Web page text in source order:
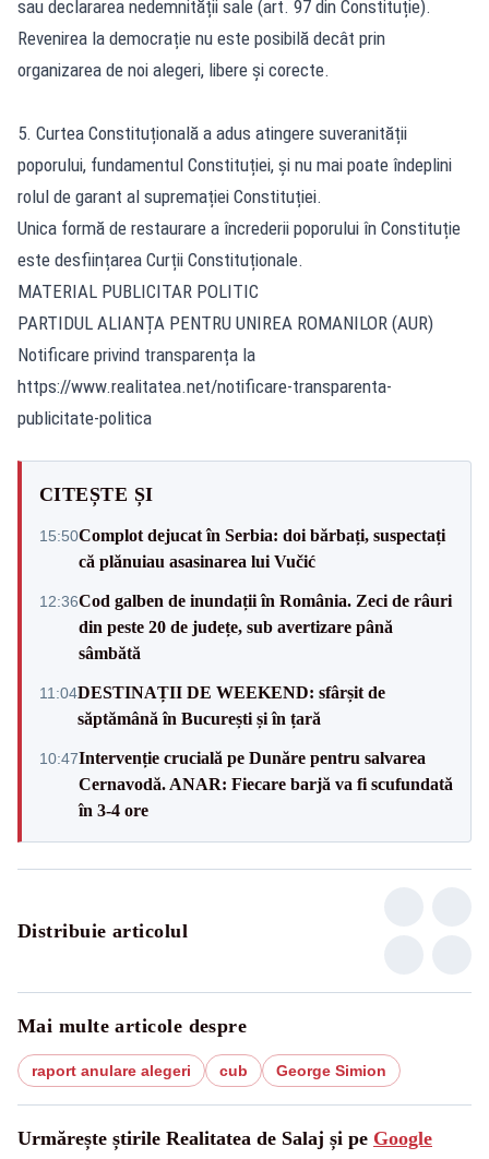
sau declararea nedemnității sale (art. 97 din Constituție).
Revenirea la democrație nu este posibilă decât prin
organizarea de noi alegeri, libere și corecte.
5. Curtea Constituțională a adus atingere suveranității
poporului, fundamentul Constituției, și nu mai poate îndeplini
rolul de garant al supremației Constituției.
Unica formă de restaurare a încrederii poporului în Constituție
este desființarea Curții Constituționale.
MATERIAL PUBLICITAR POLITIC
PARTIDUL ALIANȚA PENTRU UNIREA ROMANILOR (AUR)
Notificare privind transparența la
https://www.realitatea.net/notificare-transparenta-
publicitate-politica
CITEȘTE ȘI
15:50Complot dejucat în Serbia: doi bărbați, suspectați
că plănuiau asasinarea lui Vučić
12:36Cod galben de inundații în România. Zeci de râuri
din peste 20 de județe, sub avertizare până
sâmbătă
11:04DESTINAȚII DE WEEKEND: sfârșit de
săptămână în București și în țară
10:47Intervenție crucială pe Dunăre pentru salvarea
Cernavodă. ANAR: Fiecare barjă va fi scufundată
în 3-4 ore
Distribuie articolul
Mai multe articole despre
raport anulare alegeri cub George Simion
Urmărește știrile Realitatea de Salaj și pe Google